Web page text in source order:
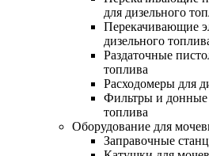
для дизельного
Перекачивающие
дизельного
Раздаточные
топлива
Расходомеры для
Фильтры и донные
топлива
Оборудование для
Заправочные